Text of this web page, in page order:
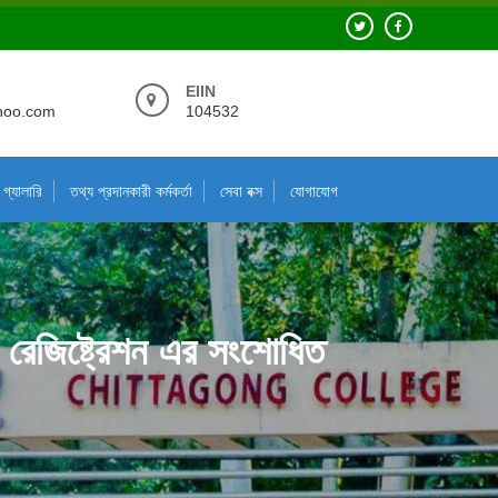
EIIN
104532
গ্যালারি তথ্য প্রদানকারী কর্মকর্তা সেবা বক্স যোগাযোগ
রেজিষ্ট্রেশন এর সংশোধিত